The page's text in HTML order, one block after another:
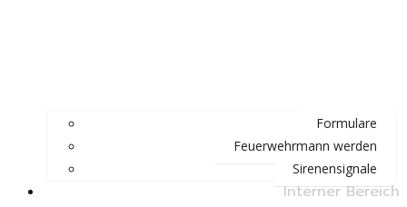
Formulare
Feuerwehrmann werden
Sirenensignale
Interner Bereich